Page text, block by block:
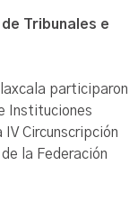
Tribunales e
participaron
Instituciones
Circunscripción
la Federación